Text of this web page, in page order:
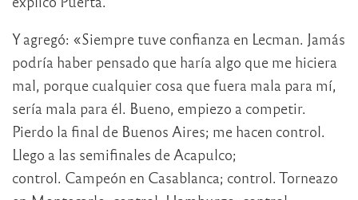
Y agregó: «Siempre tuve confianza en Lecman. Jamás
podría haber pensado que haría algo que me hiciera
mal, porque cualquier cosa que fuera mala para mí,
sería mala para él. Bueno, empiezo a competir.
Pierdo la final de Buenos Aires; me hacen control.
Llego a las semifinales de Acapulco;
control. Campeón en Casablanca; control. Torneazo